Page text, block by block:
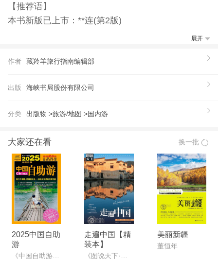
【推荐语】
本书新版已上市：**连(第2版)
展开
作者 藏羚羊旅行指南编辑部
出版 海峡书局股份有限公司
分类 出版物 >旅游/地图 >国内游
大家还在看 换一批
2025中国自助
游
《中国自助游》编辑部
走遍中国【精
装本】
《图说天下·国家地理系列》编委会
美丽新疆
董恒年